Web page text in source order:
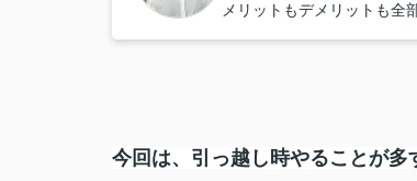
メリットもデメリットも全
今回は、引っ越し時やることが多